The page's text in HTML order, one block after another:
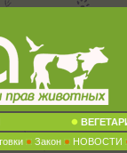
Закон НОВОСТИ